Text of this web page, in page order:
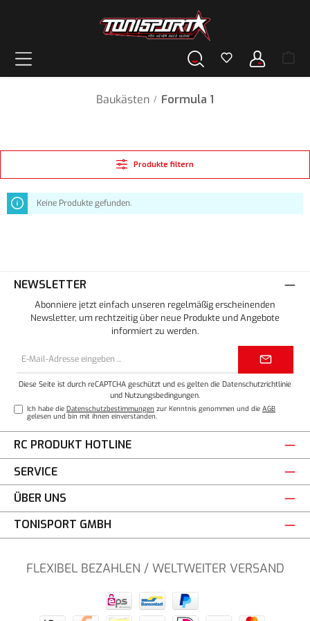
Baukästen / Formula 1
Produkte filtern
Keine Produkte gefunden.
NEWSLETTER
Abonniere jetzt einfach unseren regelmäßig erscheinenden
Newsletter, um rechtzeitig über neue Produkte und Angebote
informiert zu werden.
Diese Seite ist durch reCAPTCHA geschützt und es gelten die Datenschutzrichtlinie
und Nutzungsbedingungen.
Ich habe dieDatenschutzbestimmungen zur Kenntnis genommen und dieAGB
gelesen und bin mit ihnen einverstanden.
RC PRODUKT HOTLINE
SERVICE
ÜBER UNS
TONISPORT GMBH
FLEXIBEL BEZAHLEN / WELTWEITER VERSAND